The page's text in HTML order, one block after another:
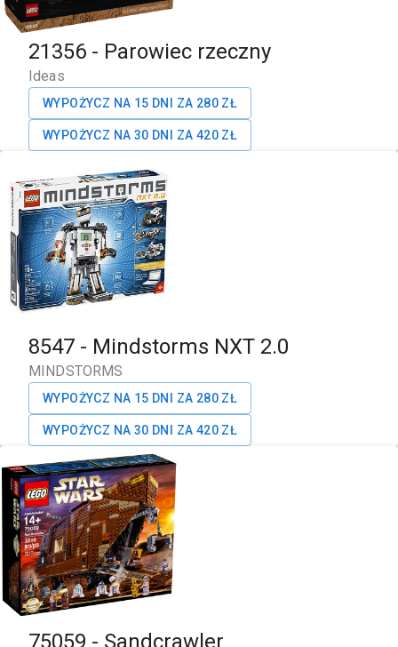
21356 - Parowiec rzeczny
Ideas
WYPOŻYCZ NA 15 DNI ZA 280 ZŁ
WYPOŻYCZ NA 30 DNI ZA 420 ZŁ
8547 - Mindstorms NXT 2.0
MINDSTORMS
WYPOŻYCZ NA 15 DNI ZA 280 ZŁ
WYPOŻYCZ NA 30 DNI ZA 420 ZŁ
75059 - Sandcrawler